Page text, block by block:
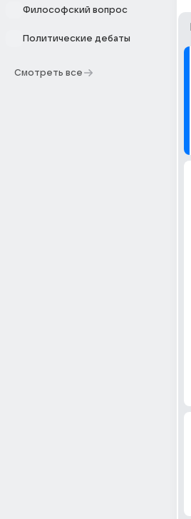
Философский вопрос
Политические дебаты
Смотреть все